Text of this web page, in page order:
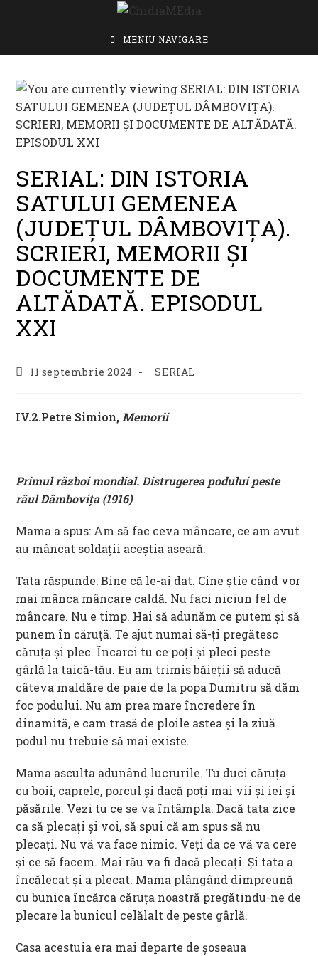
MENIU NAVIGARE
SERIAL: DIN ISTORIA
SATULUI GEMENEA
(JUDEŢUL DÂMBOVIŢA).
SCRIERI, MEMORII ȘI
DOCUMENTE DE
ALTĂDATĂ. EPISODUL
XXI
Post11 septembrie 2024
Post
SERIAL
IV.2.Petre Simion,Memorii
Primul război mondial. Distrugerea podului peste
râul Dâmboviţa (1916)
Mama a spus: Am să fac ceva mâncare, ce am avut
au mâncat soldaţii aceştia aseară.
Tata răspunde: Bine că le-ai dat. Cine ştie când vor
mai mânca mâncare caldă. Nu faci niciun fel de
mâncare. Nu e timp. Hai să adunăm ce putem şi să
punem în căruţă. Te ajut numai să-ţi pregătesc
căruţa şi plec. Încarci tu ce poţi şi pleci peste
gârlă la taică-tău. Eu am trimis băieţii să aducă
câteva maldăre de paie de la popa Dumitru să dăm
foc podului. Nu am prea mare încredere în
dinamită, e cam trasă de ploile astea şi la ziuă
podul nu trebuie să mai existe.
Mama asculta adunând lucrurile. Tu duci căruţa
cu boii, caprele, porcul şi dacă poţi mai vii şi iei şi
păsările. Vezi tu ce se va întâmpla. Dacă tata zice
ca să plecaţi şi voi, să spui că am spus să nu
plecaţi. Nu vă va face nimic. Veţi da ce vă va cere
şi ce să facem. Mai rău va fi dacă plecaţi. Şi tata a
încălecat şi a plecat. Mama plângând dimpreună
cu bunica încărca căruţa noastră pregătindu-ne de
plecare la bunicul celălalt de peste gârlă.
Casa acestuia era mai departe de şoseaua